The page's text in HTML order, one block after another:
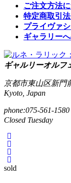
ご注文方法
特定商取引
プライヴァ
ギャラリー
ギャルリーオルフ
京都市東山区新門
Kyoto, Japan
phone:075-561-1580
Closed Tuesday
sold